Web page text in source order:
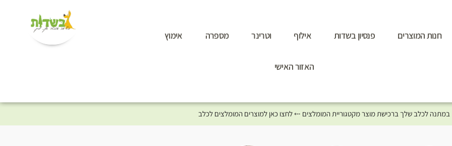
חנות המוצרים פנסיון בשדות אילוף וטרינר מספרה אימוץ
האזור האישי